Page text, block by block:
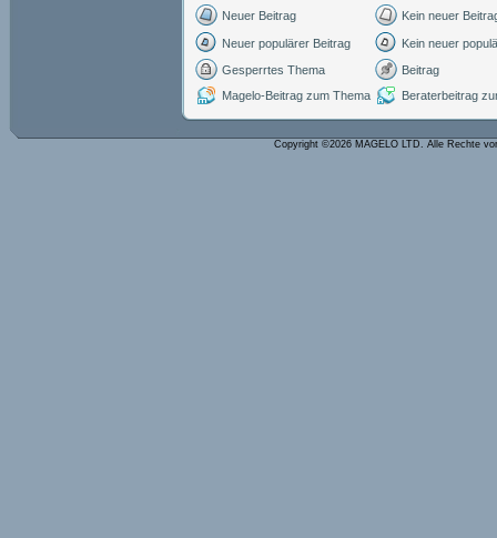
Neuer Beitrag Kein neuer
Neuer populärer Beitrag
Kein neuer
Gesperrtes Thema
Beitrag
Magelo-Beitrag zum Thema
Beraterbeitrag
Copyright ©2026 MAGELO LTD. Alle Rechte